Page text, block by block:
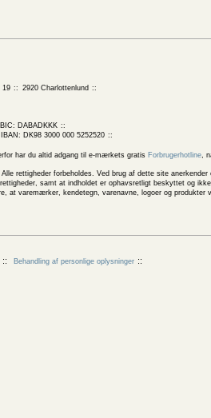
19
2920 Charlottenlund
BIC: DABADKKK
IBAN: DK98 3000 000 5252520
har du altid adgang til e-mærkets gratis Forbrugerhotline,
rettigheder forbeholdes. Ved brug af dette site
samt at indholdet er ophavsretligt beskyttet og
at varemærker, kendetegn, varenavne, logoer og
Behandling af personlige oplysninger